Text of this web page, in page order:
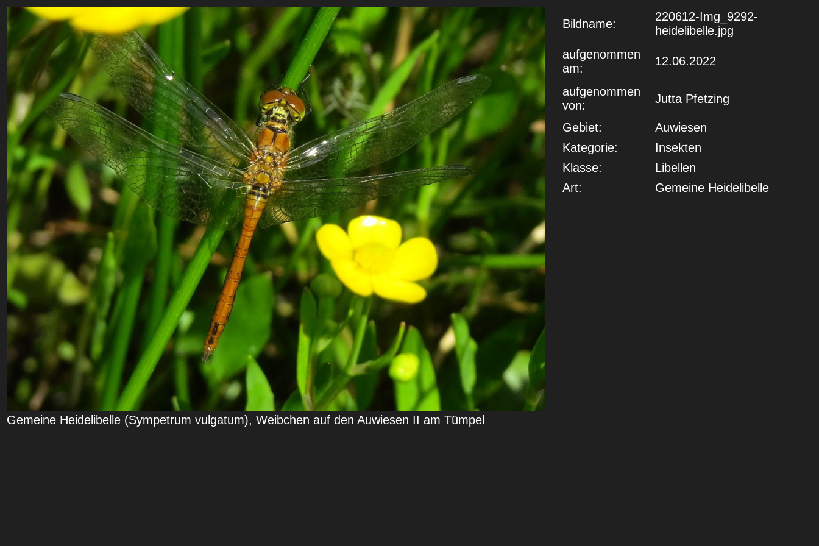
Bildname:
220612-Img_9292-
heidelibelle.jpg
aufgenommen
am:
12.06.2022
aufgenommen
von:
Jutta Pfetzing
Gebiet:
Auwiesen
Kategorie:
Insekten
Klasse:
Libellen
Art:
Gemeine Heidelibelle
Gemeine Heidelibelle (Sympetrum vulgatum), Weibchen auf den Auwiesen II am Tümpel